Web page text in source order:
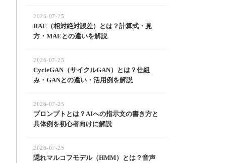
RAE（相対絶対誤差）とは？計算式・見
方・MAEとの違いを解説
2026-07-25
CycleGAN（サイクルGAN）とは？仕組
み・GANとの違い・活用例を解説
2026-07-25
プロンプトとは？AIへの指示文の書き方と
具体例を初心者向けに解説
2026-07-25
隠れマルコフモデル（HMM）とは？音声
2026-07-25